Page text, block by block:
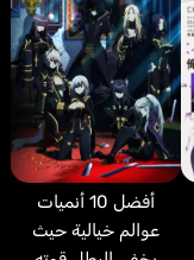
أفضل 10 أنميات
عوالم خيالية حيث